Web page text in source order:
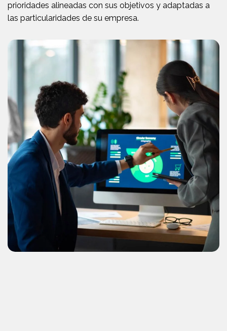
prioridades alineadas con sus objetivos y adaptadas a
las particularidades de su empresa.